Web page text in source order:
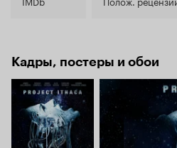
Кадры, постеры и обои